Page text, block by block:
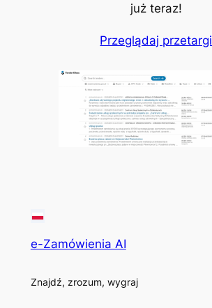
już teraz!
Przeglądaj przetargi
e-Zamówienia AI
Znajdź, zrozum, wygraj